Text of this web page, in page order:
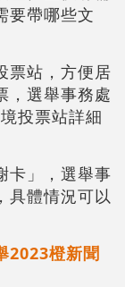
要帶哪些文
票站，方便居
，選舉事務處
投票站詳細
卡」，選舉事
具體情況可以
2023橙新聞